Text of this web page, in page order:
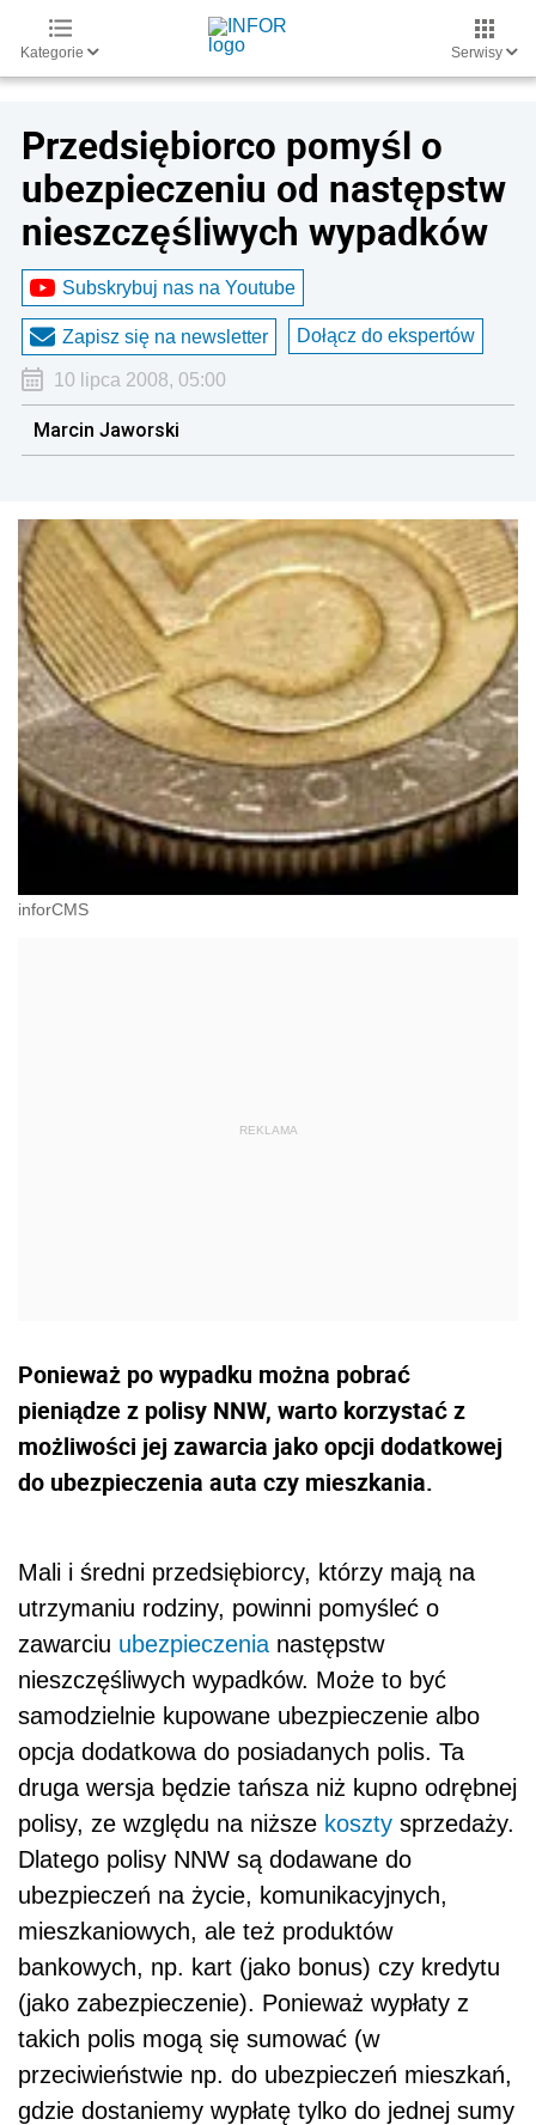
Kategorie Serwisy
Przedsiębiorco pomyśl o
ubezpieczeniu od następstw
nieszczęśliwych wypadków
Subskrybuj nas na Youtube
Zapisz się na newsletter Dołącz do ekspertów
10 lipca 2008, 05:00
Marcin Jaworski
inforCMS
Ponieważ po wypadku można pobrać
pieniądze z polisy NNW, warto korzystać z
możliwości jej zawarcia jako opcji dodatkowej
do ubezpieczenia auta czy mieszkania.
Mali i średni przedsiębiorcy, którzy mają na
utrzymaniu rodziny, powinni pomyśleć o
zawarciu ubezpieczenia następstw
nieszczęśliwych wypadków. Może to być
samodzielnie kupowane ubezpieczenie albo
opcja dodatkowa do posiadanych polis. Ta
druga wersja będzie tańsza niż kupno odrębnej
polisy, ze względu na niższe koszty sprzedaży.
Dlatego polisy NNW są dodawane do
ubezpieczeń na życie, komunikacyjnych,
mieszkaniowych, ale też produktów
bankowych, np. kart (jako bonus) czy kredytu
(jako zabezpieczenie). Ponieważ wypłaty z
takich polis mogą się sumować (w
przeciwieństwie np. do ubezpieczeń mieszkań,
gdzie dostaniemy wypłatę tylko do jednej sumy